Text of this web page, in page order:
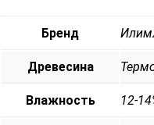
Бренд
Древесина
Влажность 12-